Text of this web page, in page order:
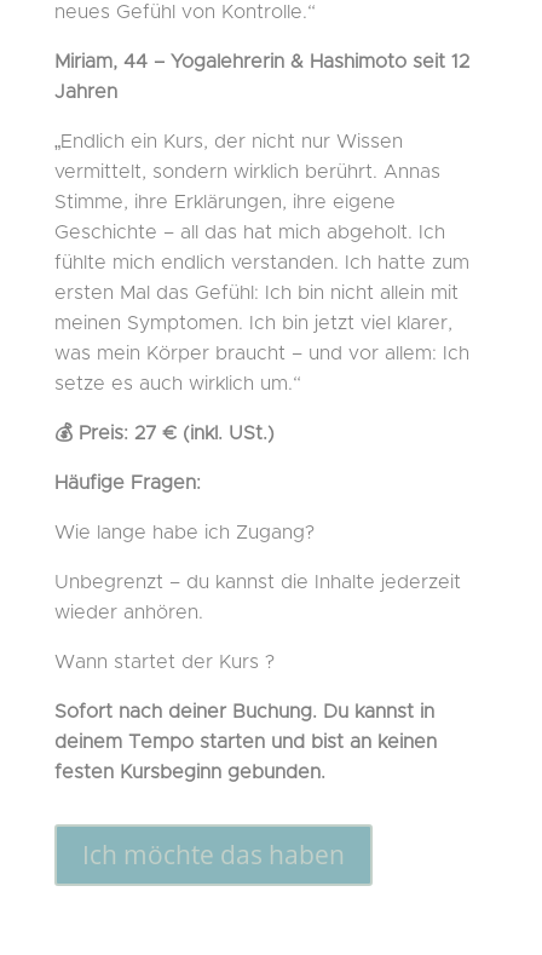
neues Gefühl von Kontrolle.“
Miriam, 44 – Yogalehrerin & Hashimoto seit 12
Jahren
„Endlich ein Kurs, der nicht nur Wissen
vermittelt, sondern wirklich berührt. Annas
Stimme, ihre Erklärungen, ihre eigene
Geschichte – all das hat mich abgeholt. Ich
fühlte mich endlich verstanden. Ich hatte zum
ersten Mal das Gefühl: Ich bin nicht allein mit
meinen Symptomen. Ich bin jetzt viel klarer,
was mein Körper braucht – und vor allem: Ich
setze es auch wirklich um.“
💰 Preis: 27 € (inkl. USt.)
Häufige Fragen:
Wie lange habe ich Zugang?
Unbegrenzt – du kannst die Inhalte jederzeit
wieder anhören.
Wann startet der Kurs ?
Sofort nach deiner Buchung. Du kannst in
deinem Tempo starten und bist an keinen
festen Kursbeginn gebunden.
Ich möchte das haben